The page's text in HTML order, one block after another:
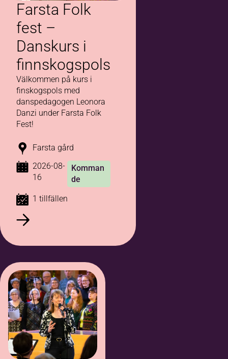
Farsta Folk
fest –
Danskurs i
finnskogspols
Välkommen på kurs i
finskogspols med
danspedagogen Leonora
Danzi under Farsta Folk
Fest!
Farsta gård
2026-08-
16
Komman
de
1 tillfällen